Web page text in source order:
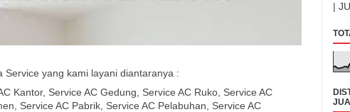
yang kami layani diantaranya :
Kantor, Service AC Gedung, Service AC Ruko, Service AC
Service AC Pabrik, Service AC Pelabuhan, Service AC
|